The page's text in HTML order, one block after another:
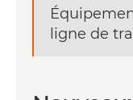
ligne de